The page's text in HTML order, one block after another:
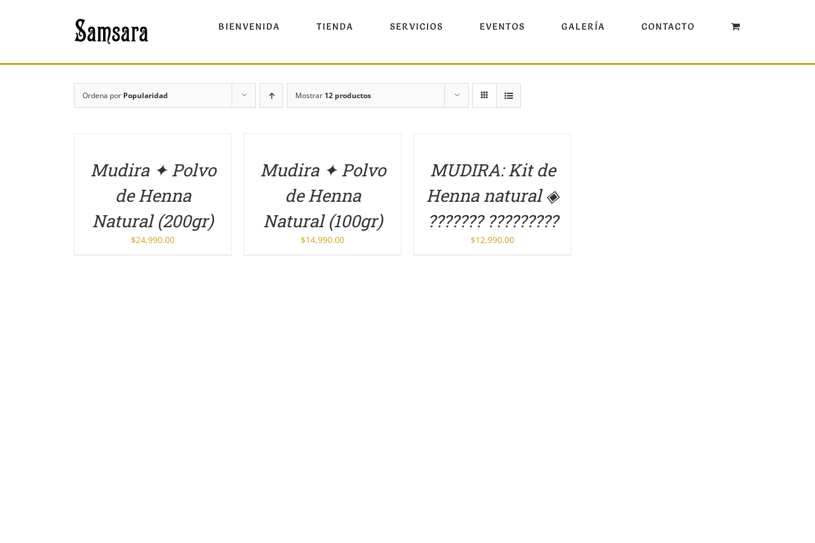
BIENVENIDA TIENDA SERVICIOS EVENTOS GALERÍA CONTACTO
Ordena por Popularidad Mostrar 12 productos
Mudira ✦ Polvo
de Henna
Natural (200gr)
$24,990.00
Mudira ✦ Polvo
de Henna
Natural (100gr)
$14,990.00
MUDIRA: Kit de
Henna natural ◈
??????? ?????????
$12,990.00